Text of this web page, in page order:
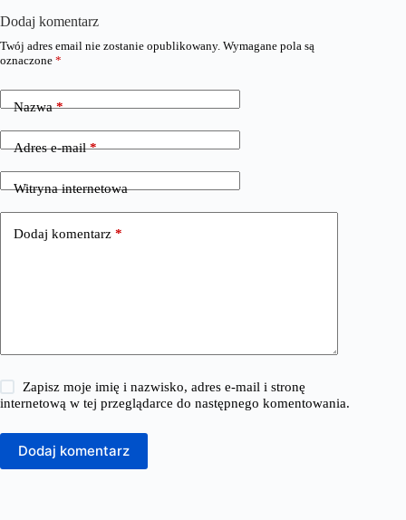
Dodaj komentarz
Twój adres email nie zostanie opublikowany. Wymagane pola są
oznaczone *
Nazwa*
Adres e-mail*
Witryna internetowa
Dodaj komentarz *
Zapisz moje imię i nazwisko, adres e-mail i stronę
internetową w tej przeglądarce do następnego komentowania.
Dodaj komentarz